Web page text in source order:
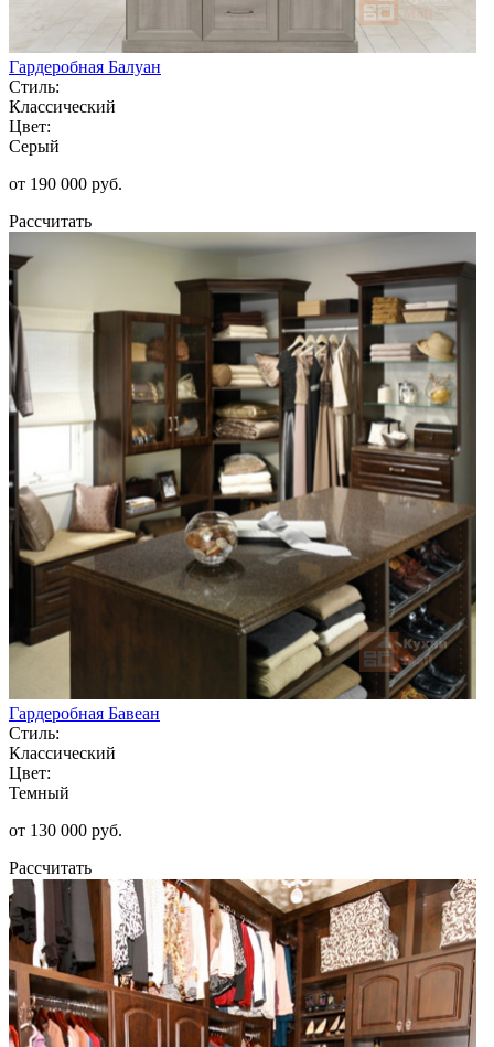
Гардеробная Балуан
Стиль:
Классический
Цвет:
Серый
от 190 000 руб.
Рассчитать
Гардеробная Бавеан
Стиль:
Классический
Цвет:
Темный
от 130 000 руб.
Рассчитать